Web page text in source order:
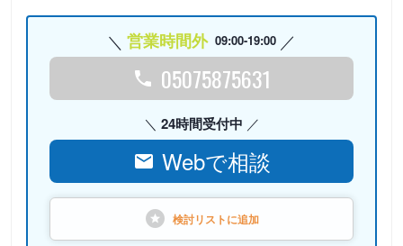
営業時間外 09:00-19:00
05075875631
24時間受付中
Webで相談
検討リストに追加